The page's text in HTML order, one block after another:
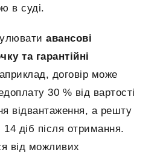
в суді.
авансові
та гарантійні
договір може
30 % від вартості
відвантаження, а решту
діб після отримання.
від можливих